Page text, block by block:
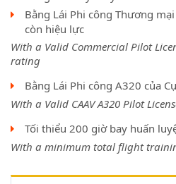
Bằng Lái Phi công Thương
còn hiệu lực
With a Valid Commercial Pilot
rating
Bằng Lái Phi công A320 của
With a Valid CAAV A320 Pilot
Tối thiểu 200 giờ bay huấn
With a minimum total flight